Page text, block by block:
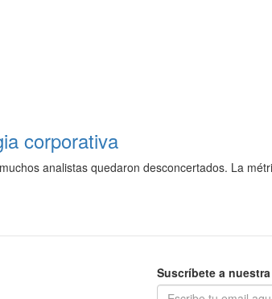
corporativa
analistas quedaron desconcertados. La
Suscríbete a